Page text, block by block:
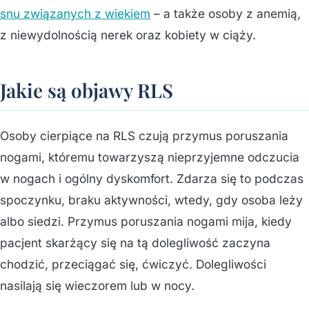
snu związanych z wiekiem – a także osoby z anemią,
z niewydolnością nerek oraz kobiety w ciąży.
Jakie są objawy RLS
Osoby cierpiące na RLS czują przymus poruszania
nogami, któremu towarzyszą nieprzyjemne odczucia
w nogach i ogólny dyskomfort. Zdarza się to podczas
spoczynku, braku aktywności, wtedy, gdy osoba leży
albo siedzi. Przymus poruszania nogami mija, kiedy
pacjent skarżący się na tą dolegliwość zaczyna
chodzić, przeciągać się, ćwiczyć. Dolegliwości
nasilają się wieczorem lub w nocy.